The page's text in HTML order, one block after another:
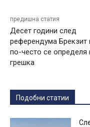
предишна статия
Десет години след
референдума Брекзит
по-често се определя
грешка
Подобни статии